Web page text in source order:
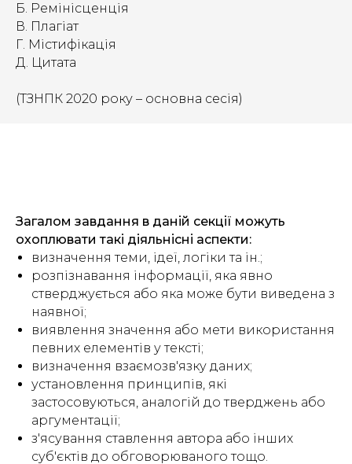
Б. Ремінісценція
В. Плагіат
Г. Містифікація
Д. Цитата
(ТЗНПК 2020 року – основна сесія)
Загалом завдання в даній секції можуть
охоплювати такі діяльнісні аспекти:
визначення теми, ідеї, логіки та ін.;
розпізнавання інформації, яка явно
стверджується або яка може бути виведена з
наявної;
виявлення значення або мети використання
певних елементів у тексті;
визначення взаємозв'язку даних;
установлення принципів, які
застосовуються, аналогій до тверджень або
аргументації;
з'ясування ставлення автора або інших
суб'єктів до обговорюваного тощо.